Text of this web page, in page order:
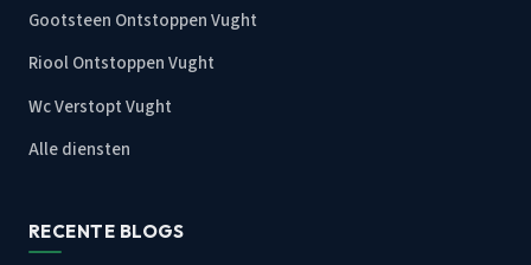
Gootsteen Ontstoppen Vught
Riool Ontstoppen Vught
Wc Verstopt Vught
Alle diensten
RECENTE BLOGS